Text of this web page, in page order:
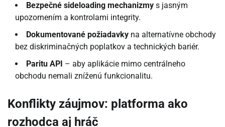
Bezpečné sideloading mechanizmy s jasným
upozornením a kontrolami integrity.
Dokumentované požiadavky na alternatívne obchody
bez diskriminačných poplatkov a technických bariér.
Paritu API – aby aplikácie mimo centrálneho
obchodu nemali zníženú funkcionalitu.
Konflikty záujmov: platforma ako
rozhodca aj hráč